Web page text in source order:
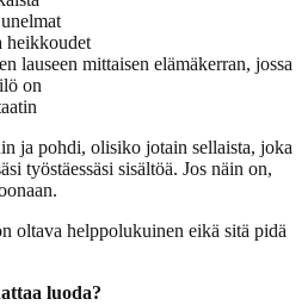
heikkoudet
lauseen mittaisen elämäkerran, jossa
on
ja pohdi, olisiko jotain sellaista, joka
työstäessäsi sisältöä. Jos näin on,
oltava helppolukuinen eikä sitä pidä
luoda?